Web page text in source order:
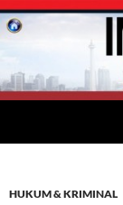
HUKUM & KRIMINAL